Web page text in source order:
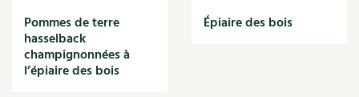
Nichoir
Noisette
Noix
Pommes de terre
hasselback
champignonnées à
l’épiaire des bois
Épiaire des bois